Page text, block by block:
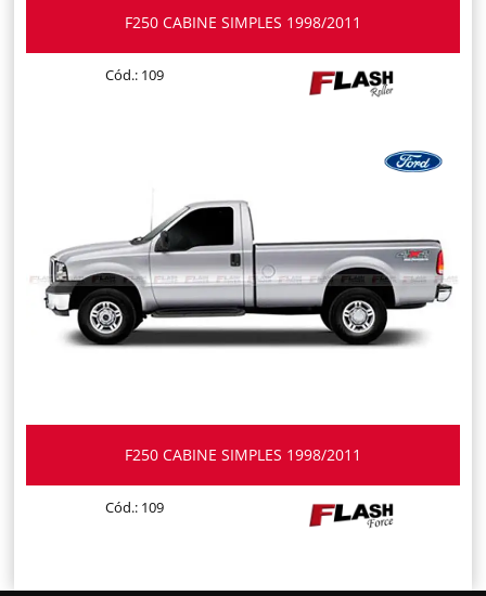
F250 CABINE SIMPLES 1998/2011
Cód.: 109
F250 CABINE SIMPLES 1998/2011
Cód.: 109